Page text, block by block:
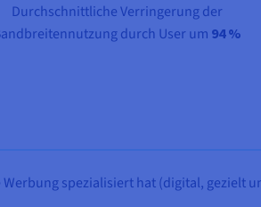
Durchschnittliche Verringerung der
durch User um 94 %
spezialisiert hat (digital, gezielt